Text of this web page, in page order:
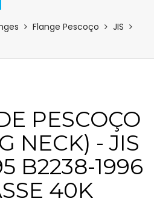
Flange Pescoço
JIS
PESCOÇO
NECK) - JIS
B2238-1996
40K